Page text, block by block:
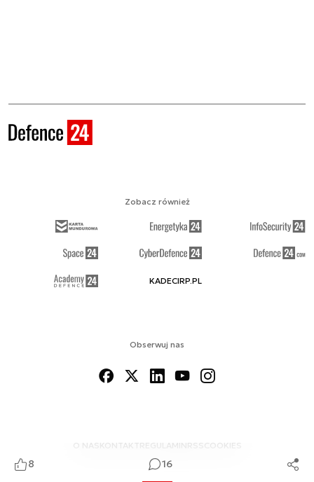
8 16
Obserwuj nas
O NAS KONTAKTREGULAMINRSS COOKIES
Zobacz również
KADECIRP.PL